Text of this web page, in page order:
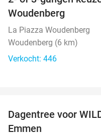
Woudenberg
La Piazza Woudenberg
Woudenberg (6 km)
Verkocht: 446
Dagentree voor
Emmen